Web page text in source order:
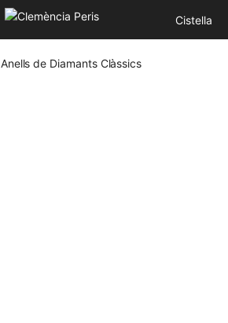
Cistella
Anells de Diamants Clàssics